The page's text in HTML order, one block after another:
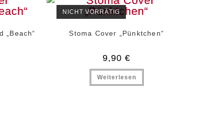
„Beach“
NICHT VORRÄTIG
Stoma Cover „Pünktchen“
9,90€
Weiterlesen